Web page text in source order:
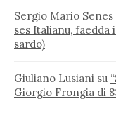
Sergio Mario Senes
ses Italianu, faedda
sardo)
Giuliano Lusiani su
Giorgio Frongia di